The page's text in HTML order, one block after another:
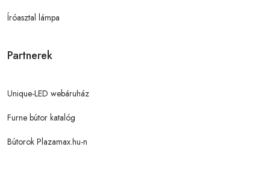
Íróasztal lámpa
Partnerek
Unique-LED webáruház
Furne bútor katalóg
Bútorok Plazamax.hu-n